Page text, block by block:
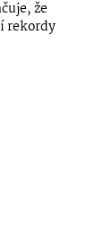
že
rekordy